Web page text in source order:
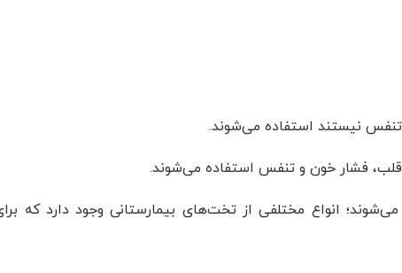
تنفس نیستند استفاده می‌شوند.
قلب، فشار خون و تنفس استفاده می‌شوند.
انواع مختلفی از تخت‌های بیمارستانی وجود دارد که